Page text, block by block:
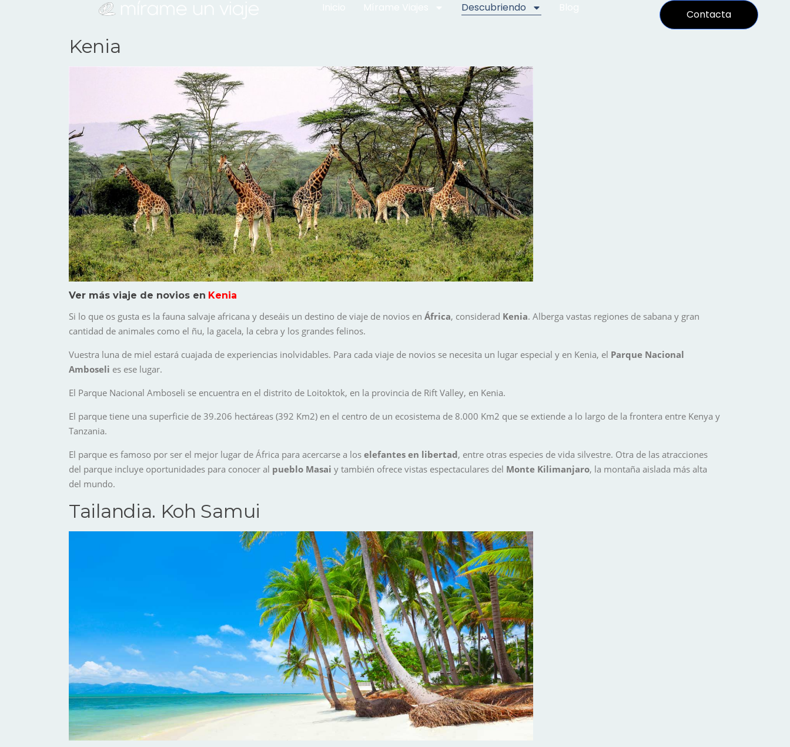
Descubriendo
Contacta
Kenia
Ver más viaje de novios en Kenia
Si lo que os gusta es la fauna salvaje africana y deseáis un destino de viaje de novios en África, considerad Kenia. Alberga vastas regiones de sabana y gran
cantidad de animales como el ñu, la gacela, la cebra y los grandes felinos.
Vuestra luna de miel estará cuajada de experiencias inolvidables. Para cada viaje de novios se necesita un lugar especial y en Kenia, el Parque Nacional
Amboseli es ese lugar.
El Parque Nacional Amboseli se encuentra en el distrito de Loitoktok, en la provincia de Rift Valley, en Kenia.
El parque tiene una superficie de 39.206 hectáreas (392 Km2) en el centro de un ecosistema de 8.000 Km2 que se extiende a lo largo de la frontera entre Kenya y
Tanzania.
El parque es famoso por ser el mejor lugar de África para acercarse a los elefantes en libertad, entre otras especies de vida silvestre. Otra de las atracciones
del parque incluye oportunidades para conocer al pueblo Masai y también ofrece vistas espectaculares del Monte Kilimanjaro, la montaña aislada más alta
del mundo.
Tailandia. Koh Samui